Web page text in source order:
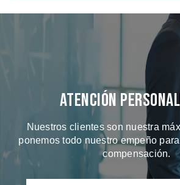
Atención
Nuestros clientes son nuestra
ponemos todo nuestro empeño
compensación.